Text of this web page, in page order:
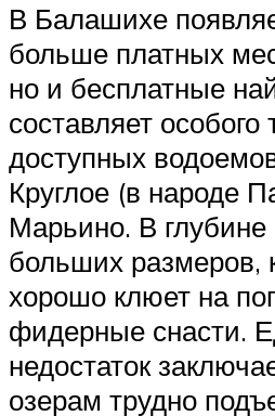
В Балашихе
больше платных
но и бесплатные
составляет
доступных
Круглое (в народе
Марьино. В глубине
больших размеров,
хорошо клюет на
фидерные снасти.
недостаток
озерам трудно